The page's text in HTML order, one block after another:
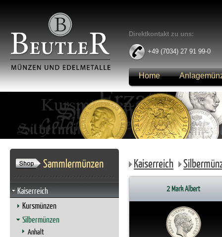
Direktkontakt zu uns:
+49 (7034) 27 91 99-0
Home
Anmelden
Sammlermünzen
Kaiserreich
Kursmünzen
Silbermünzen
Anhalt
Kaiserreich
2 Mark Albert